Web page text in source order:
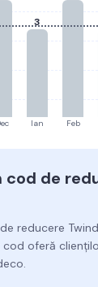
3
Ian Feb
cod de
reducere
oferă